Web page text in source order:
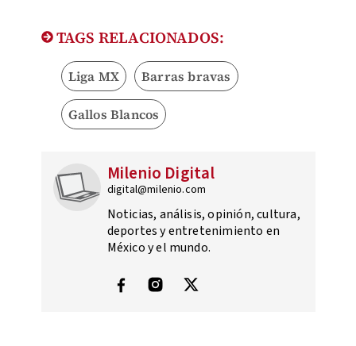
TAGS RELACIONADOS:
Liga MX Barras bravas
Gallos Blancos
Milenio Digital
digital@milenio.com
Noticias, análisis, opinión, cultura,
deportes y entretenimiento en
México y el mundo.